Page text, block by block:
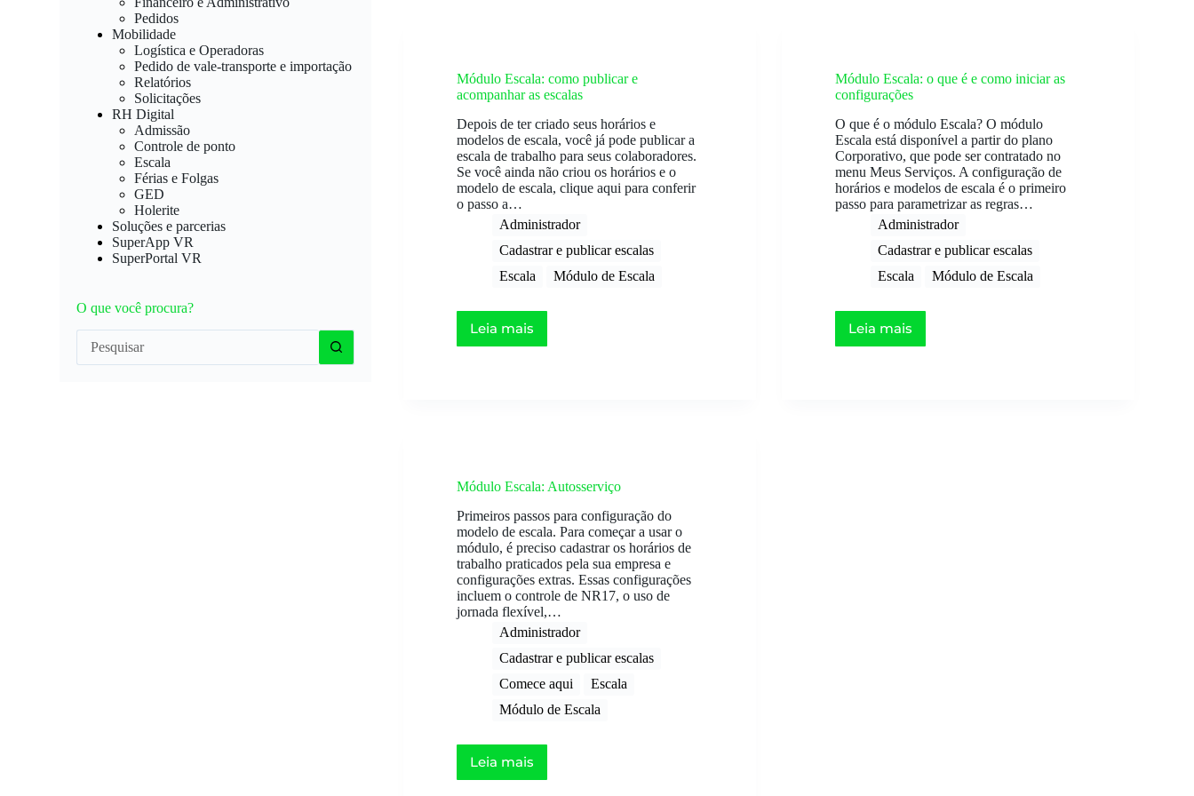
Módulo Escala: como publicar e
acompanhar as escalas
Depois de ter criado seus horários e
modelos de escala, você já pode publicar a
escala de trabalho para seus colaboradores.
Se você ainda não criou os horários e o
modelo de escala, clique aqui para conferir
o passo a…
Administrador
Cadastrar e publicar escalas
Escala
Módulo de Escala
Leia mais
Módulo Escala: o que é e como iniciar as
configurações
O que é o módulo Escala? O módulo
Escala está disponível a partir do plano
Corporativo, que pode ser contratado no
menu Meus Serviços. A configuração de
horários e modelos de escala é o primeiro
passo para parametrizar as regras…
Administrador
Cadastrar e publicar escalas
Escala
Módulo de Escala
Leia mais
Módulo Escala: Autosserviço
Primeiros passos para configuração do
modelo de escala. Para começar a usar o
módulo, é preciso cadastrar os horários de
trabalho praticados pela sua empresa e
configurações extras. Essas configurações
incluem o controle de NR17, o uso de
jornada flexível,…
Administrador
Cadastrar e publicar escalas
Comece aqui
Escala
Módulo de Escala
Leia mais
Pedidos
Mobilidade
Logística e Operadoras
Pedido de vale-transporte e importação
Relatórios
Solicitações
RH Digital
Admissão
Controle de ponto
Escala
Férias e Folgas
GED
Holerite
Soluções e parcerias
SuperApp VR
SuperPortal VR
O que você procura?